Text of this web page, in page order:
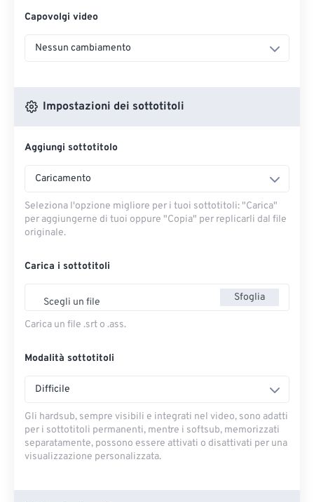
Capovolgi video
Nessun cambiamento
Impostazioni dei sottotitoli
Aggiungi sottotitolo
Caricamento
Seleziona l'opzione migliore per i tuoi sottotitoli: "Carica" ​​
per aggiungerne di tuoi oppure "Copia" per replicarli dal file
originale.
Carica i sottotitoli
Scegli un file Sfoglia
Carica un file .srt o .ass.
Modalità sottotitoli
Difficile
Gli hardsub, sempre visibili e integrati nel video, sono adatti
per i sottotitoli permanenti, mentre i softsub, memorizzati
separatamente, possono essere attivati ​​o disattivati ​​per una
visualizzazione personalizzata.